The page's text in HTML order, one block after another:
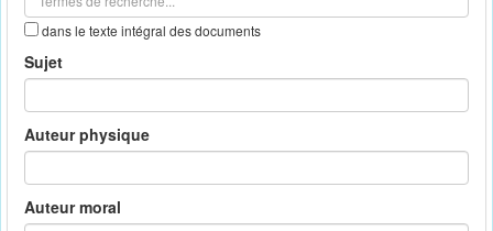
dans le texte intégral des documents
Sujet
Auteur physique
Auteur moral